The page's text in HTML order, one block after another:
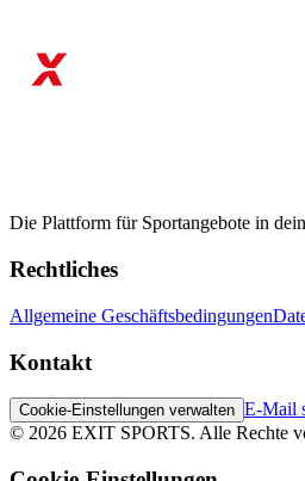
Die Plattform für Sportangebote in
Rechtliches
Allgemeine Geschäftsbedingungen
Kontakt
Cookie-Einstellungen verwalten E-Mail
© 2026 EXIT SPORTS. Alle Rechte